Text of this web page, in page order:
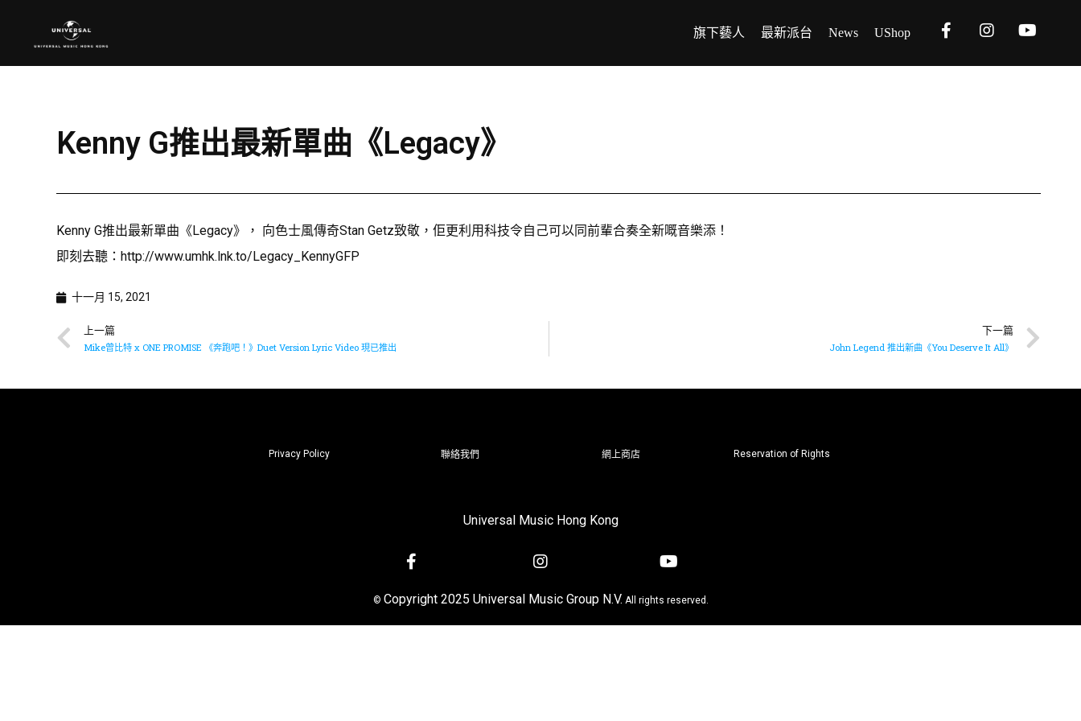
旗下藝人 最新派台 News UShop
Kenny G推出最新單曲《Legacy》
Kenny G推出最新單曲《Legacy》， 向色士風傳奇Stan Getz致敬，佢更利用科技令自己可以同前輩合奏全新嘅音樂添！
即刻去聽： http://www.umhk.lnk.to/Legacy_KennyGFP
十一月 15, 2021
上一篇
Mike曾比特 x ONE PROMISE 《奔跑吧！》Duet Version Lyric Video 現已推出
下一篇
John Legend 推出新曲《You Deserve It All》
Privacy Policy 聯絡我們 網上商店 Reservation of Rights
Universal Music Hong Kong
© Copyright 2025 Universal Music Group N.V. All rights reserved.